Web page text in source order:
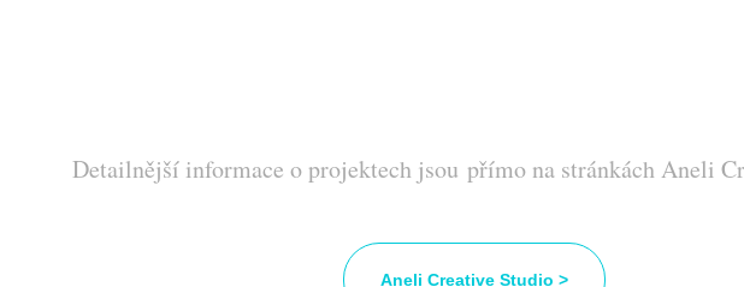
Detailnější informace o projektech jsou přímo na stránkách Aneli
Aneli Creative Studio >